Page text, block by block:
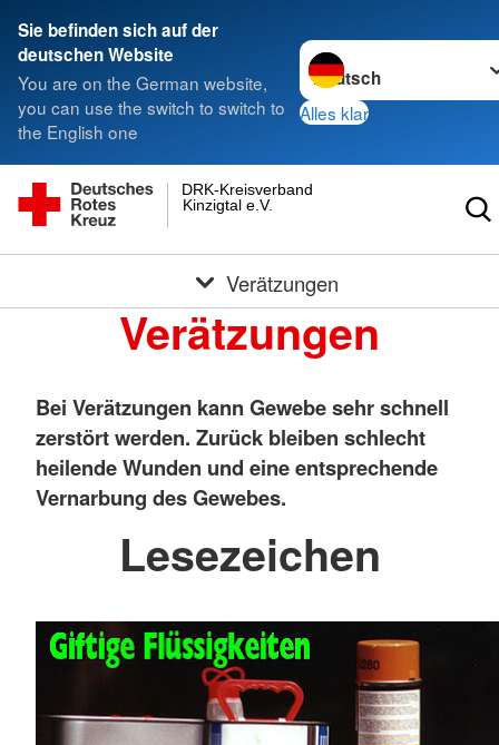
Sie befinden sich auf der
deutschen Website
You are on the German website,
you can use the switch to switch to
the English one
Sprache wechseln zu
Alles klar
Kinzigtal e.V.
DRK-Kreisverband
Verätzungen
Verätzungen
Bei Verätzungen kann Gewebe sehr schnell
zerstört werden. Zurück bleiben schlecht
heilende Wunden und eine entsprechende
Vernarbung des Gewebes.
Lesezeichen